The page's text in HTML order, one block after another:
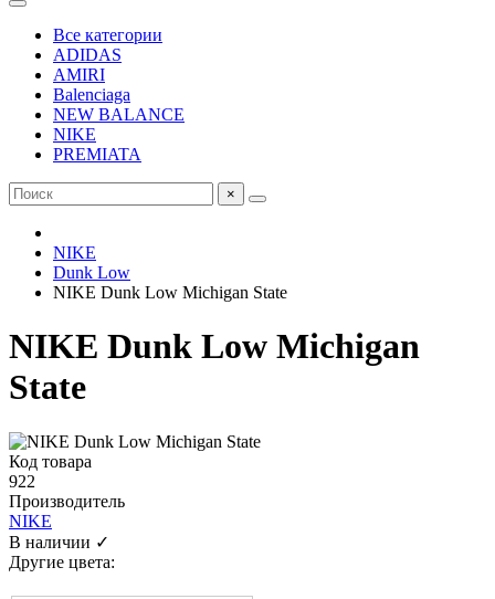
Все категории
ADIDAS
AMIRI
Balenciaga
NEW BALANCE
NIKE
PREMIATA
×
NIKE
Dunk Low
NIKE Dunk Low Michigan State
NIKE Dunk Low Michigan
State
Код товара
922
Производитель
NIKE
В наличии ✓
Другие цвета: